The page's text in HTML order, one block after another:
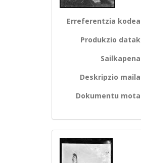
Erreferentzia kodea
Produkzio datak
Sailkapena
Deskripzio maila
Dokumentu mota